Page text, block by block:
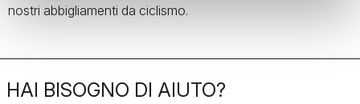
nostri abbigliamenti da ciclismo.
HAI BISOGNO DI AIUTO?